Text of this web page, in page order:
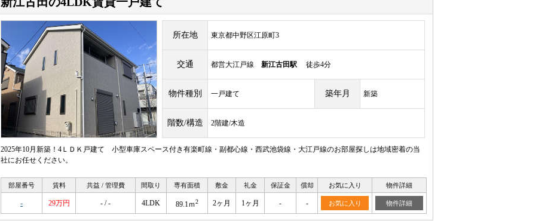
所在地 東京都中野区江原町3
交通 都営大江戸線 新江古田駅 徒歩4分
物件種別 一戸建て 築年月 新築
階数/構造 2階建/木造
2025年10月新築！4ＬＤＫ戸建て 小型車庫スペース付き有楽町線・副都心線・西武池袋線・大江戸線のお部屋探しは地域密着の当
社にお任せください。
部屋番号 賃料 共益 / 管理費 間取り 専有面積 敷金 礼金 保証金 償却 お気に入り 物件詳細
- 29万円 - / - 4LDK 89.1ｍ2 2ヶ月 1ヶ月 - - お気に入り 物件詳細